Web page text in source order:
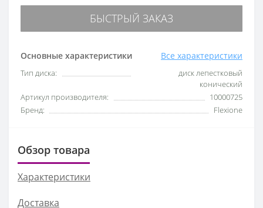
Основные характеристики Все характеристики
Тип диска:
диск лепестковый
конический
Артикул производителя:
10000725
Бренд:
Flexione
БЫСТРЫЙ ЗАКАЗ
Обзор товара
Характеристики
Доставка